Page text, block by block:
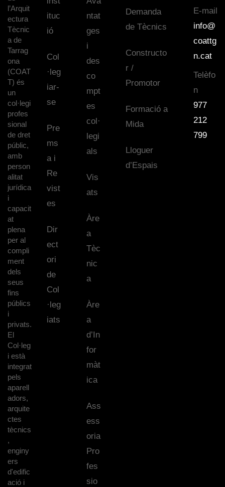
l’Arquit
ectura
Tècnic
a de
Tarrag
ona
(COAT
T) és
un
col·legi
profes
sional
de dret
públic,
amb
person
alitat
jurídica
i
capacit
at
plena
per al
compli
ment
dels
seus
fins
públics
i
privats.
El
Col·leg
i està
integrat
pels
aparell
adors,
arquite
ctes
tècnics
,
enginy
ers
d'edific
ació i
ituc
ió
Col
·leg
iar-
se
Pre
ms
a i
Re
vist
es
Dir
ect
ori
de
Col
·leg
iats
ntat
ges
i
des
co
mpt
es
col·
legi
als
Vis
ats
Àre
a
Tèc
nic
a
Àre
a
d’In
for
màt
ica
Ass
ess
oria
Pro
fes
sio
Demanda
de Tècnics
Constructo
r /
Promotor
Formació a
Mida
Lloguer
d’Espais
E-mail
info@
coattg
n.cat
Telèfo
n
977
212
799